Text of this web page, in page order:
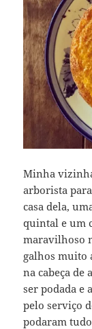
Minha
arborista
casa dela,
quintal e um
maravilhoso
galhos muito
na cabeça de
ser podada e
pelo serviço
podaram